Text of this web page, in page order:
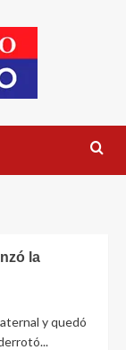
la
y quedó